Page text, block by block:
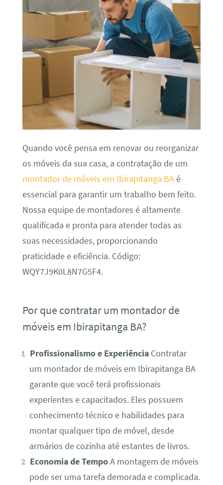
Quando você pensa em renovar ou reorganizar
os móveis da sua casa, a contratação de um
montador de móveis em Ibirapitanga BAé
essencial para garantir um trabalho bem feito.
Nossa equipe de montadores é altamente
qualificada e pronta para atender todas as
suas necessidades, proporcionando
praticidade e eficiência. Código:
WQY7J9K0L8N7G5F4.
Por que contratar um montador de
móveis em Ibirapitanga BA?
Profissionalismo e Experiência Contratar
um montador de móveis em Ibirapitanga BA
garante que você terá profissionais
experientes e capacitados. Eles possuem
conhecimento técnico e habilidades para
montar qualquer tipo de móvel, desde
armários de cozinha até estantes de livros.
Economia de TempoA montagem de móveis
pode ser uma tarefa demorada e complicada.